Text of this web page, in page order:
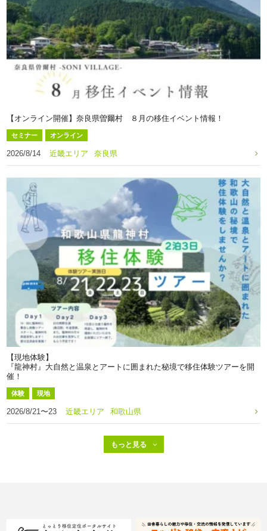
【オンライン開催】奈良県曽爾村 ８月の移住イベント情報！
セミナー オンライン
2026/8/14 近畿エリア 奈良県
【現地体験】
『龍神村』大自然と温泉とアートに囲まれた秘境で移住体験ツアーを開
催！
体験 現地
2026/8/21〜23 近畿エリア 和歌山県